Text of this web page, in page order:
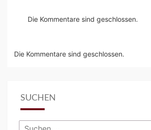
Die Kommentare sind geschlossen.
Die Kommentare sind geschlossen.
SUCHEN
Suchen